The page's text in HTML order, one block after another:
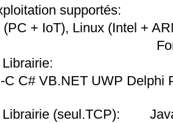
supportés:
+ IoT), Linux (Intel +
C C# VB.NET UWP Delphi
(seul.TCP):